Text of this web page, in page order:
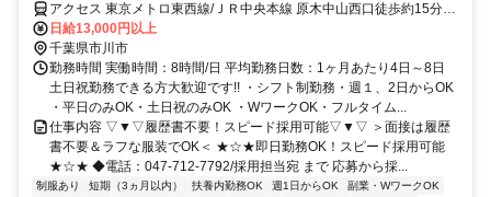
アクセス 東京メトロ東西線/ＪＲ中央本線 原木中山西口徒歩約15分、
ＪＲ京葉線 二俣新町徒歩約23分、ＪＲ武蔵野線 西船橋南口徒歩約24
分
日給13,000円以上
千葉県市川市
勤務時間 実働時間：8時間/日 平均勤務日数：1ヶ月あたり4日～8日
土日祝勤務できる方大歓迎です!! ・シフト制勤務・週１、2日からOK
・平日のみOK・土日祝のみOK ・WワークOK・フルタイム...
仕事内容 ▽▼▽履歴書不要！スピード採用可能▽▼▽ ＞面接は履歴
書不要＆ラフな服装でOK＜ ★☆★即日勤務OK！スピード採用可能
★☆★ ◆電話：047-712-7792/採用担当宛 まで 応募から採...
制服あり 短期（3ヵ月以内） 扶養内勤務OK 週1日からOK
副業・WワークOK